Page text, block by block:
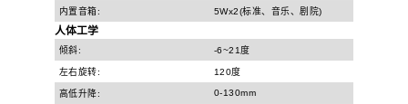
内置音箱: 5Wx2(标准、音乐、剧院)
人体工学
倾斜: -6~21度
左右旋转: 120度
高低升降: 0-130mm